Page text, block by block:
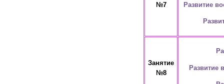
№7
Развитие
Занятие
№8
Развитие